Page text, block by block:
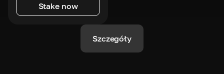
Stake now
Szczegóły